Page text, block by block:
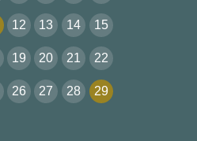
12 13 14 15
19 20 21 22
26 27 28 29